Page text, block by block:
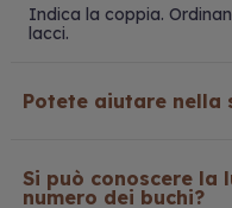
Indica la coppia.
lacci.
Potete aiutare nella
Si può conoscere la
numero dei buchi?